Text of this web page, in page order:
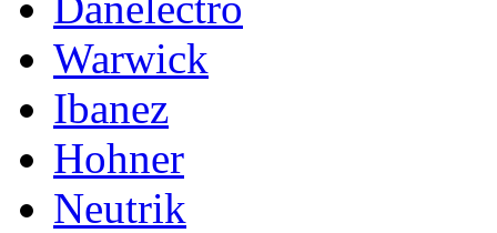
Warwick
Ibanez
Hohner
Neutrik